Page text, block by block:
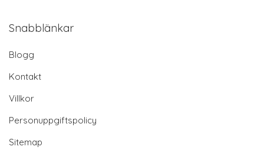
Snabblänkar
Blogg
Kontakt
Villkor
Personuppgiftspolicy
Sitemap